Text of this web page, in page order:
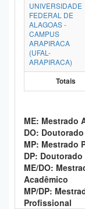
UNIVERSIDADE
FEDERAL DE
ALAGOAS -
CAMPUS
ARAPIRACA
(UFAL-
ARAPIRACA)
Totais
ME: Mestrado
DO:
MP: Mestrado
DP:
ME/DO:
Acadêmico
MP/DP:
Profissional